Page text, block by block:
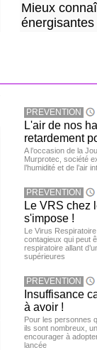
Mieux
énergisantes
PREVENTION
L'air de nos
retardement
A l’occasion de la
Murprotec, société
l’humidité et de l’air
PREVENTION
Le VRS chez
s'impose !
Le Virus
contagieux qui peut
respiratoire allant
supérieures
PREVENTION
Insuffisance
à avoir !
Pour les personnes
ils sont nombreux,
encourager à
lancée